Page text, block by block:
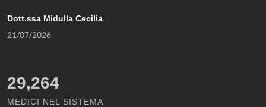
Dott.ssa Midulla Cecilia
21/07/2026
29,264
MEDICI NEL SISTEMA